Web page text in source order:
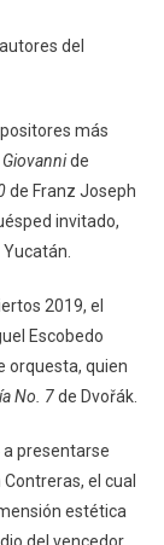
Haydn
Bajo
La
Batuta
De
Nuno
Anuncia
OSY
del
más
de
de Franz Joseph
invitado,
2019, el
Escobedo
orquesta, quien
No. 7de Dvořák.
a presentarse
el cual
estética